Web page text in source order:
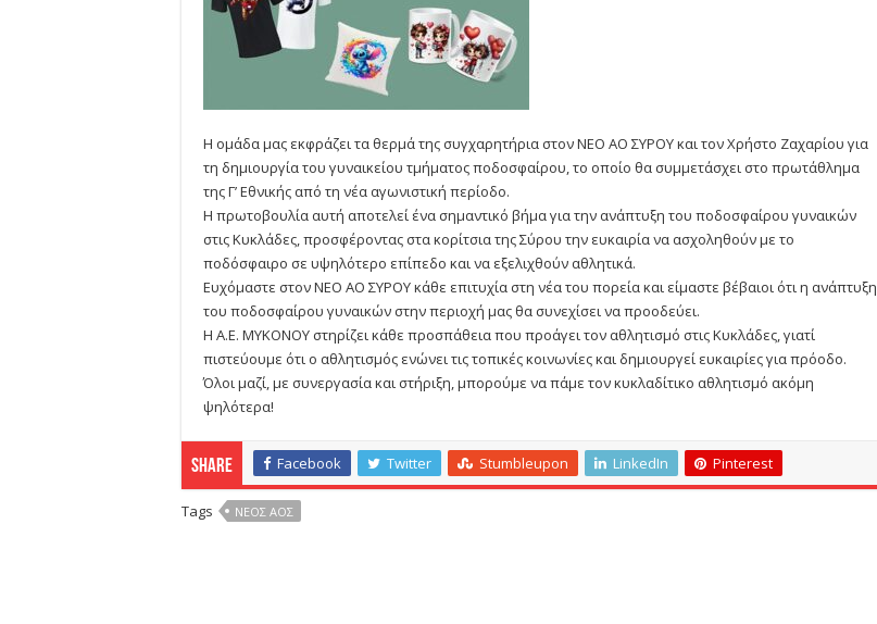
Η ομάδα μας εκφράζει τα θερμά της συγχαρητήρια στον ΝΕΟ ΑΟ ΣΥΡΟΥ και τον Χρήστο Ζαχαρίου για
τη δημιουργία του γυναικείου τμήματος ποδοσφαίρου, το οποίο θα συμμετάσχει στο πρωτάθλημα
της Γ’ Εθνικής από τη νέα αγωνιστική περίοδο.
Η πρωτοβουλία αυτή αποτελεί ένα σημαντικό βήμα για την ανάπτυξη του ποδοσφαίρου γυναικών
στις Κυκλάδες, προσφέροντας στα κορίτσια της Σύρου την ευκαιρία να ασχοληθούν με το
ποδόσφαιρο σε υψηλότερο επίπεδο και να εξελιχθούν αθλητικά.
Ευχόμαστε στον ΝΕΟ ΑΟ ΣΥΡΟΥ κάθε επιτυχία στη νέα του πορεία και είμαστε βέβαιοι ότι η ανάπτυξη
του ποδοσφαίρου γυναικών στην περιοχή μας θα συνεχίσει να προοδεύει.
Η Α.Ε. ΜΥΚΟΝΟΥ στηρίζει κάθε προσπάθεια που προάγει τον αθλητισμό στις Κυκλάδες, γιατί
πιστεύουμε ότι ο αθλητισμός ενώνει τις τοπικές κοινωνίες και δημιουργεί ευκαιρίες για πρόοδο.
Όλοι μαζί, με συνεργασία και στήριξη, μπορούμε να πάμε τον κυκλαδίτικο αθλητισμό ακόμη
ψηλότερα!
Share Facebook Twitter Stumbleupon LinkedIn Pinterest
Tags ΝΕΟΣ ΑΟΣ